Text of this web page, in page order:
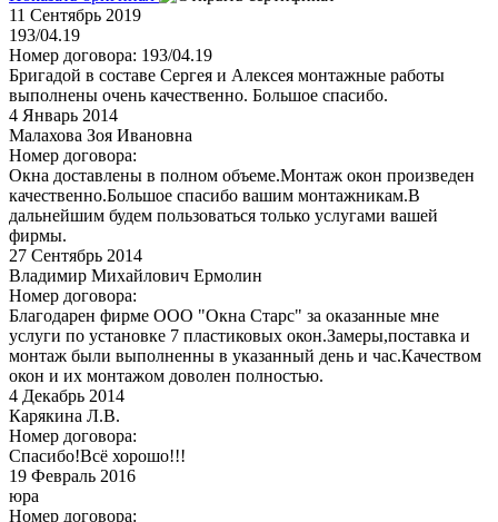
11 Сентябрь 2019
193/04.19
Номер договора: 193/04.19
Бригадой в составе Сергея и Алексея монтажные работы
выполнены очень качественно. Большое спасибо.
4 Январь 2014
Малахова Зоя Ивановна
Номер договора:
Окна доставлены в полном объеме.Монтаж окон произведен
качественно.Большое спасибо вашим монтажникам.В
дальнейшим будем пользоваться только услугами вашей
фирмы.
27 Сентябрь 2014
Владимир Михайлович Ермолин
Номер договора:
Благодарен фирме ООО "Окна Старс" за оказанные мне
услуги по установке 7 пластиковых окон.Замеры,поставка и
монтаж были выполненны в указанный день и час.Качеством
окон и их монтажом доволен полностью.
4 Декабрь 2014
Карякина Л.В.
Номер договора:
Спасибо!Всё хорошо!!!
19 Февраль 2016
юра
Номер договора: